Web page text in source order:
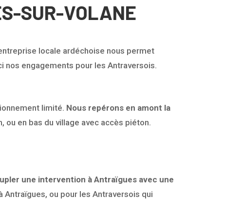
SUR-VOLANE
locale ardéchoise nous permet
nos engagements pour les Antraversois.
limité. Nous repérons en amont la
ou en bas du village avec accès piéton.
une intervention à Antraïgues avec une
ou pour les Antraversois qui